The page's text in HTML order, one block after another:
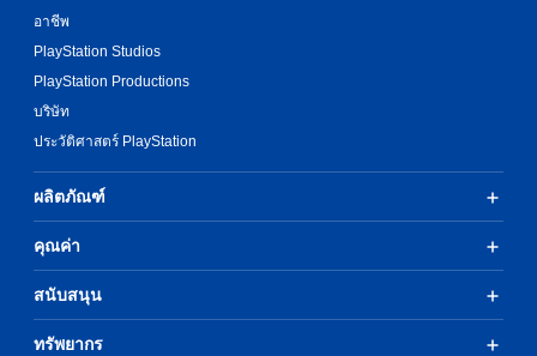
อาชีพ
PlayStation Studios
PlayStation Productions
บริษัท
ประวัติศาสตร์ PlayStation
ผลิตภัณฑ์
คุณค่า
สนับสนุน
ทรัพยากร